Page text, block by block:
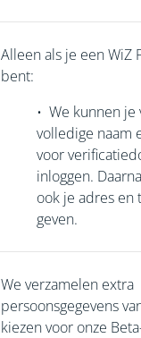
Alleen als je een WiZ
bent:
• We kunnen je
volledige naam
voor
inloggen.
ook je adres
geven.
We verzamelen extra
persoonsgegevens
kiezen voor onze